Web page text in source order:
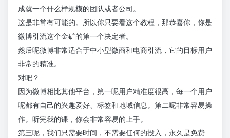
成就一个什么样规模的团队或者公司。
这是非常有可能的。所以你只要看这个教程，那恭喜你，你是
微博引流这个金矿的第一个决定者。
然后呢微博非常适合于中小型微商和电商引流，它的目标用户
非常的精准。
对吧？
因为微博相比其他平台，第一呢用户精准度很高，每一个用户
呢都有自己的兴趣爱好、标签和地域信息。第二呢非常容易操
作。听完我的课，你会非常容易的上手。
第三呢，我们只需要时间，不需要任何的投入，永久是免费